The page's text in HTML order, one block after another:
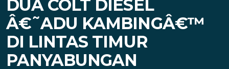
DUA COLT DIESEL
Â€˜ADU KAMBINGÂ€™
DI LINTAS TIMUR
PANYABUNGAN